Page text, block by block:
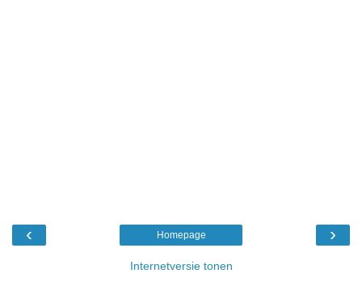
‹ ›
Homepage
Internetversie tonen